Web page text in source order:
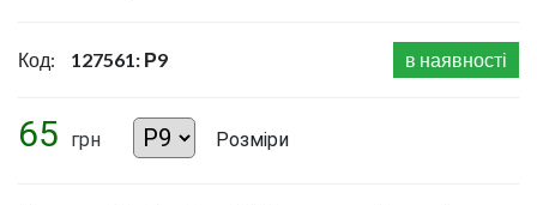
Код: 127561: Р9 в наявності
65 грн Розміри